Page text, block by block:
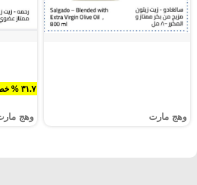
وهج مارت
٣١.٧ % خصم
وهج